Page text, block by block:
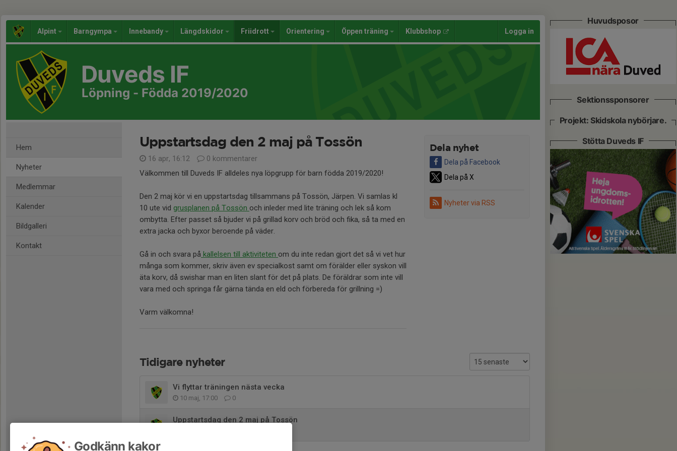
Alpint Barngympa Innebandy Längdskidor Friidrott Orientering Öppen träning Klubbshop Logga in
Duveds IF
Löpning - Födda 2019/2020
Hem
Nyheter
Medlemmar
Kalender
Bildgalleri
Kontakt
Dela nyhet
Dela på Facebook
Dela på X
Nyheter via RSS
Uppstartsdag den 2 maj på Tossön
16 apr, 16:12
0 kommentarer
Välkommen till Duveds IF alldeles nya löpgrupp för barn födda 2019/2020!
Den 2 maj kör vi en uppstartsdag tillsammans på Tossön, Järpen. Vi samlas kl
10 ute vid grusplanen på Tossön och inleder med lite träning och lek så kom
ombytta. Efter passet så bjuder vi på grillad korv och bröd och fika, så ta med en
extra jacka och byxor beroende på väder.
Gå in och svara på kallelsen till aktiviteten om du inte redan gjort det så vi vet hur
många som kommer, skriv även ev specialkost samt om förälder eller syskon vill
äta korv, då swishar man en liten slant för det på plats. De föräldrar som inte vill
vara med och springa får gärna tända en eld och förbereda för grillning =)
Varm välkomna!
Tidigare nyheter
Vi flyttar träningen nästa vecka
10 maj, 17:00 0
Uppstartsdag den 2 maj på Tossön
Huvudsposor
Sektionssponsorer
Projekt: Skidskola nybörjare.
Stötta Duveds IF
Godkänn kakor